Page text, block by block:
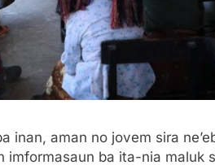
inan, aman no jovem sira
imformasaun ba ita-nia maluk